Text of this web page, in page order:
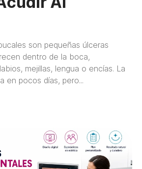
son pequeñas úlceras
dentro de la boca,
mejillas, lengua o encías. La
en pocos días, pero...